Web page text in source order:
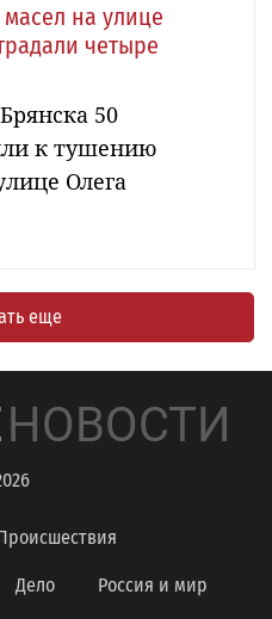
на улице
четыре
50
к тушению
Олега
еще
НОВОСТИ
Дело Россия и мир